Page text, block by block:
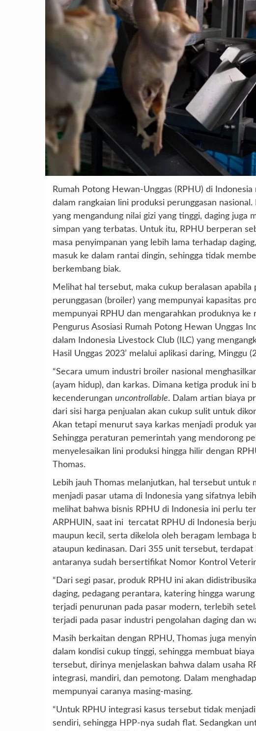
Rumah Potong Hewan-Unggas (RPHU) di
dalam rangkaian lini produksi perunggasan
yang mengandung nilai gizi yang tinggi, daging juga
simpan yang terbatas. Untuk itu, RPHU berperan
masa penyimpanan yang lebih lama terhadap
masuk ke dalam rantai dingin, sehingga tidak
berkembang biak.
Melihat hal tersebut, maka cukup beralasan
perunggasan (broiler) yang mempunyai kapasitas
mempunyai RPHU dan mengarahkan produknya
Pengurus Asosiasi Rumah Potong Hewan Unggas
dalam Indonesia Livestock Club (ILC) yang
Hasil Unggas 2023’ melalui aplikasi daring, Minggu
“Secara umum industri broiler nasional
(ayam hidup), dan karkas. Dimana ketiga produk ini
kecenderungan uncontrollable. Dalam artian biaya
dari sisi harga penjualan akan cukup sulit untuk
Akan tetapi menurut saya karkas menjadi produk
Sehingga peraturan pemerintah yang mendorong
menyelesaikan lini produksi hingga hilir dengan
Thomas.
Lebih jauh Thomas melanjutkan, hal tersebut untuk
menjadi pasar utama di Indonesia yang sifatnya lebih
melihat bahwa bisnis RPHU di Indonesia ini perlu
ARPHUIN, saat ini tercatat RPHU di Indonesia
maupun kecil, serta dikelola oleh beragam lembaga
ataupun kedinasan. Dari 355 unit tersebut,
antaranya sudah bersertifikat Nomor Kontrol
“Dari segi pasar, produk RPHU ini akan
daging, pedagang perantara, katering hingga
terjadi penurunan pada pasar modern, terlebih
terjadi pada pasar industri pengolahan daging dan
Masih berkaitan dengan RPHU, Thomas juga
dalam kondisi cukup tinggi, sehingga membuat
tersebut, dirinya menjelaskan bahwa dalam usaha
integrasi, mandiri, dan pemotong. Dalam
mempunyai caranya masing-masing.
“Untuk RPHU integrasi kasus tersebut tidak
sendiri, sehingga HPP-nya sudah flat. Sedangkan